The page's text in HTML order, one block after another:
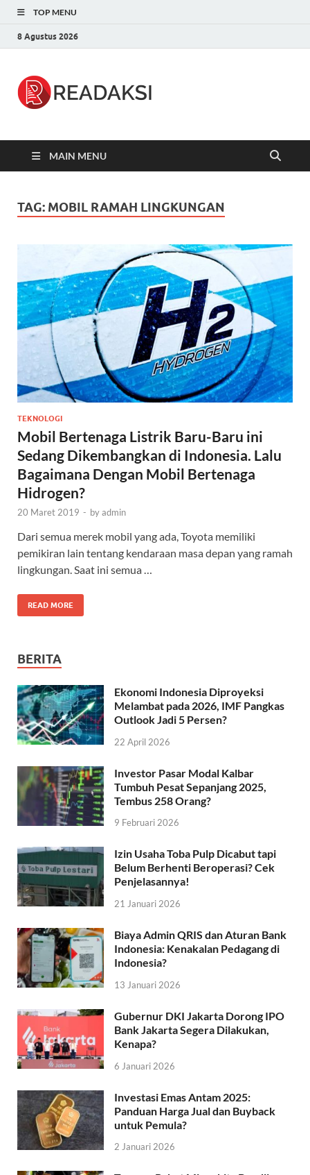
TOP MENU
8 Agustus 2026
MAIN MENU
TAG: MOBIL RAMAH LINGKUNGAN
TEKNOLOGI
Mobil Bertenaga Listrik Baru-Baru ini
Sedang Dikembangkan di Indonesia. Lalu
Bagaimana Dengan Mobil Bertenaga
Hidrogen?
20 Maret 2019 - byadmin
Dari semua merek mobil yang ada, Toyota memiliki
pemikiran lain tentang kendaraan masa depan yang ramah
lingkungan. Saat ini semua …
READ MORE
BERITA
Ekonomi Indonesia Diproyeksi
Melambat pada 2026, IMF Pangkas
Outlook Jadi 5 Persen?
22 April 2026
Investor Pasar Modal Kalbar
Tumbuh Pesat Sepanjang 2025,
Tembus 258 Orang?
9 Februari 2026
Izin Usaha Toba Pulp Dicabut tapi
Belum Berhenti Beroperasi? Cek
Penjelasannya!
21 Januari 2026
Biaya Admin QRIS dan Aturan Bank
Indonesia: Kenakalan Pedagang di
Indonesia?
13 Januari 2026
Gubernur DKI Jakarta Dorong IPO
Bank Jakarta Segera Dilakukan,
Kenapa?
6 Januari 2026
Investasi Emas Antam 2025:
Panduan Harga Jual dan Buyback
untuk Pemula?
2 Januari 2026